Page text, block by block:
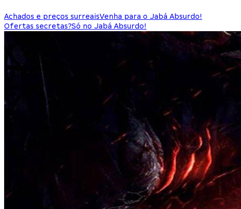
Achados e preços surreaisVenha para o Jabá Absurdo!
Ofertas secretas?Só no Jabá Absurdo!